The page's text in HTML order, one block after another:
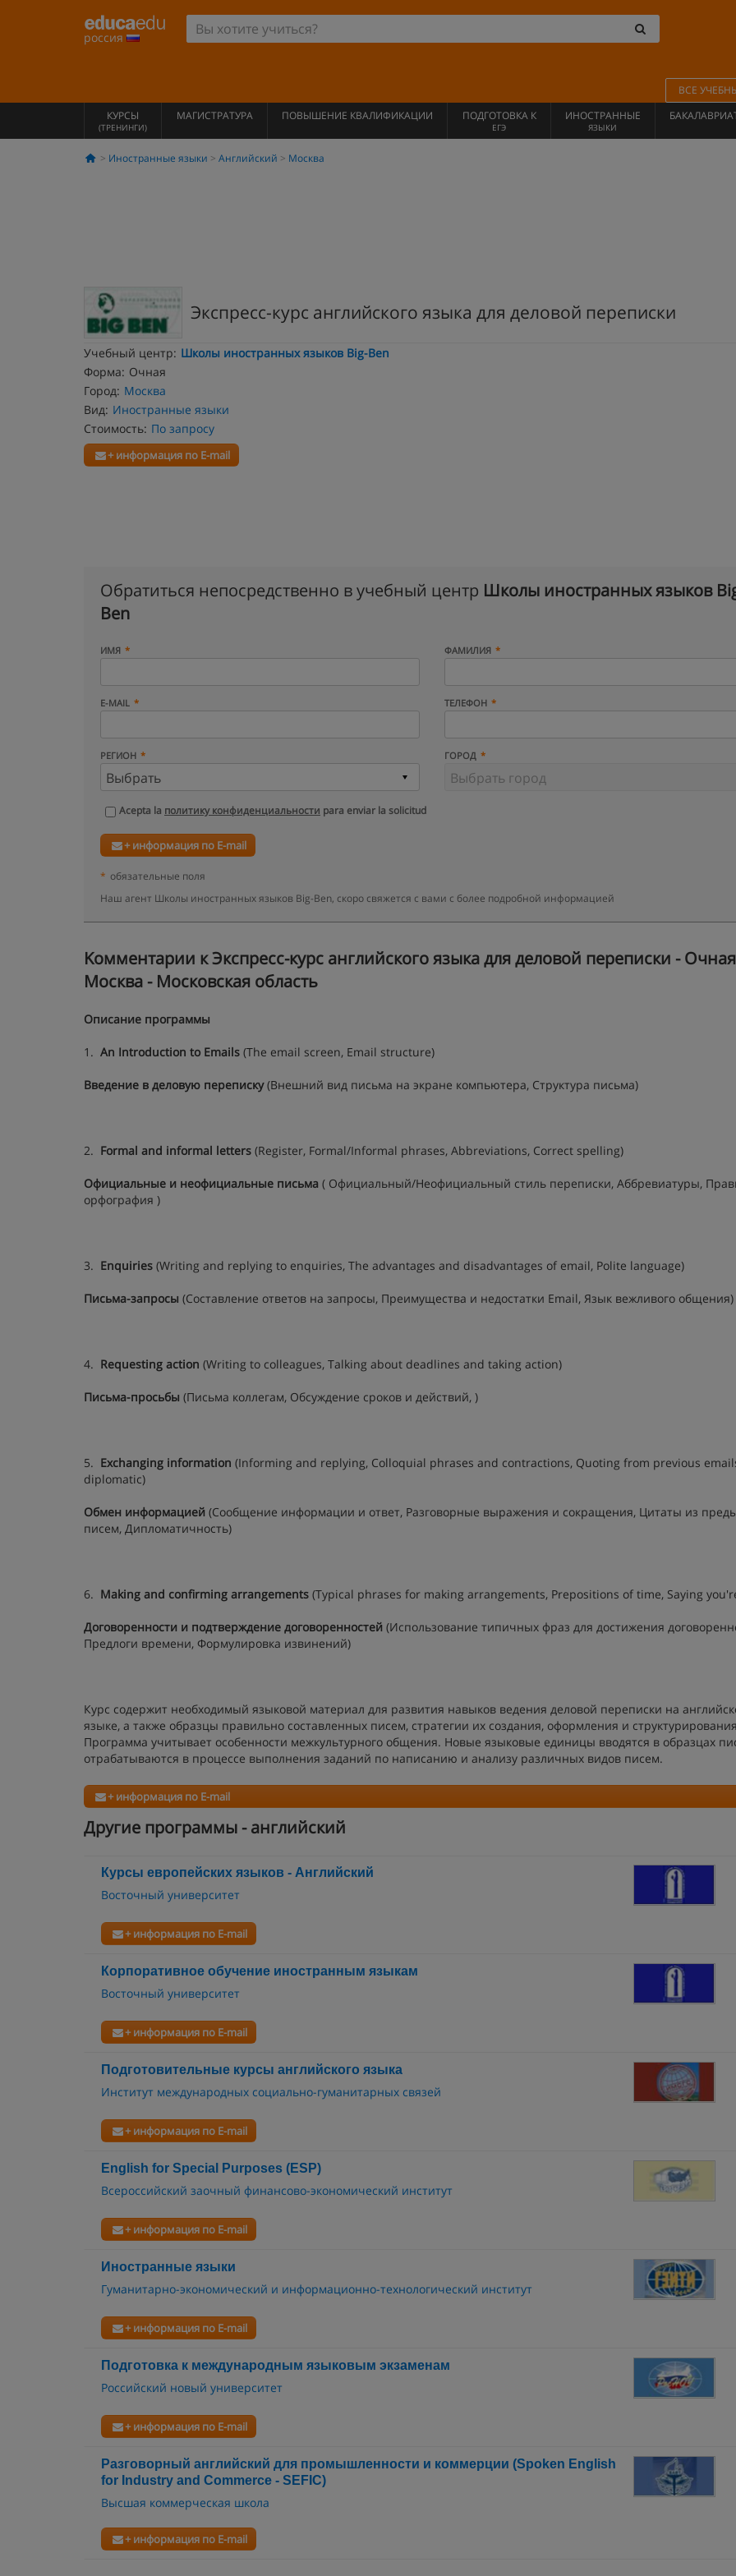
россия
ВСЕ
КУРСЫ
(ТРЕНИНГИ)
МАГИСТРАТУРА ПОВЫШЕНИЕ КВАЛИФИКАЦИИ ПОДГОТОВКА К
ЕГЭ
ИНОСТРАННЫЕ
ЯЗЫКИ
Иностранные языки Английский Москва
Экспресс-курс английского языка для деловой переписки
Учебный центр: Школы иностранных языков Big-Ben
Форма: Очная
Город: Москва
Вид: Иностранные языки
Стоимость: По запросу
+ информация по E-mail
Обратиться непосредственно в учебный центр Школы иностранных языков
Ben
ИМЯ ФАМИЛИЯ
E-MAIL ТЕЛЕФОН
РЕГИОН ГОРОД
Acepta la политику конфиденциальности para enviar la solicitud
+ информация по E-mail
* обязательные поля
Наш агент Школы иностранных языков Big-Ben, скоро свяжется с вами с более подробной информацией
Kомментарии к Экспресс-курс английского языка для деловой переписки -
Москва - Московская область
Описание программы
1. An Introduction to Emails (The email screen, Email structure)
Введение в деловую переписку(Внешний вид письма на экране компьютера, Структура письма)
2. Formal and informal letters (Register, Formal/Informal phrases, Abbreviations, Correct spelling)
Официальные и неофициальные письма ( Официальный/Неофициальный стиль переписки, Аббревиатуры,
орфография )
3. Enquiries (Writing and replying to enquiries, The advantages and disadvantages of email, Polite language)
Письма-запросы (Составление ответов на запросы, Преимущества и недостатки Email, Язык вежливого общения)
4. Requesting action (Writing to colleagues, Talking about deadlines and taking action)
Письма-просьбы (Письма коллегам, Обсуждение сроков и действий, )
5. Exchanging information (Informing and replying, Colloquial phrases and contractions, Quoting from previous
diplomatic)
Обмен информацией (Сообщение информации и ответ, Разговорные выражения и сокращения, Цитаты из
писем, Дипломатичность)
6. Making and confirming arrangements (Typical phrases for making arrangements, Prepositions of time, Saying
Договоренности и подтверждение договоренностей (Использование типичных фраз для достижения
Предлоги времени, Формулировка извинений)
Курс содержит необходимый языковой материал для развития навыков ведения деловой переписки на
языке, а также образцы правильно составленных писем, стратегии их создания, оформления и
Программа учитывает особенности межкультурного общения. Новые языковые единицы вводятся в образцах
отрабатываются в процессе выполнения заданий по написанию и анализу различных видов писем.
+ информация по E-mail
Другие программы - английский
Курсы европейских языков - Английский
Восточный университет
+ информация по E-mail
Корпоративное обучение иностранным языкам
Восточный университет
+ информация по E-mail
Подготовительные курсы английского языка
Институт международных социально-гуманитарных связей
+ информация по E-mail
English for Special Purposes (ESP)
Всероссийский заочный финансово-экономический институт
+ информация по E-mail
Иностранные языки
Гуманитарно-экономический и информационно-технологический институт
+ информация по E-mail
Подготовка к международным языковым экзаменам
Российский новый университет
+ информация по E-mail
Разговорный английский для промышленности и коммерции (Spoken English
for Industry and Commerce - SEFIC)
Высшая коммерческая школа
+ информация по E-mail